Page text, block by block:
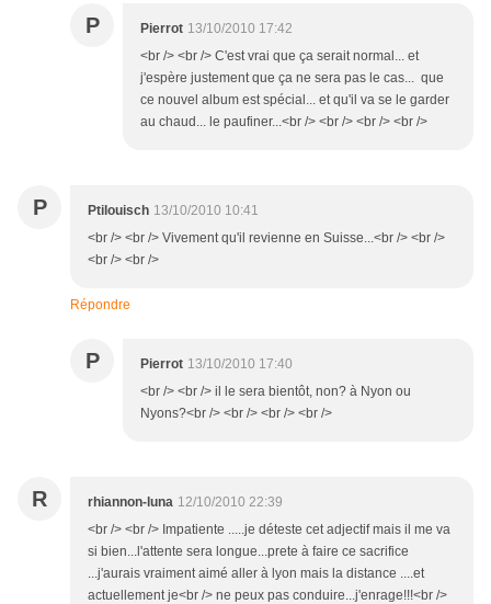
P Pierrot 13/10/2010 17:42
<br /> <br /> C'est vrai que ça serait normal... et
j'espère justement que ça ne sera pas le cas... que
ce nouvel album est spécial... et qu'il va se le garder
au chaud... le paufiner...<br /> <br /> <br /> <br />
P Ptilouisch 13/10/2010 10:41
<br /> <br /> Vivement qu'il revienne en Suisse...<br /> <br />
<br /> <br />
Répondre
P Pierrot 13/10/2010 17:40
<br /> <br /> il le sera bientôt, non? à Nyon ou
Nyons?<br /> <br /> <br /> <br />
R rhiannon-luna 12/10/2010 22:39
<br /> <br /> Impatiente .....je déteste cet adjectif mais il me va
si bien...l'attente sera longue...prete à faire ce sacrifice
...j'aurais vraiment aimé aller à lyon mais la distance ....et
actuellement je<br /> ne peux pas conduire...j'enrage!!!<br />